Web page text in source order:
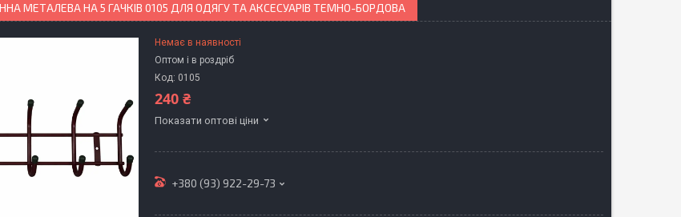
МЕТАЛЕВА НА 5 ГАЧКІВ 0105 ДЛЯ ОДЯГУ ТА АКСЕСУАРІВ ТЕМНО-БОРДОВА
Немає в наявності
Оптом і в роздріб
Код: 0105
240 ₴
Показати оптові ціни
+380 (93) 922-29-73